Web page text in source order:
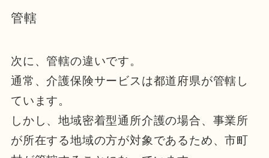
管轄
次に、管轄の違いです。
通常、介護保険サービスは都道府県が管轄し
ています。
しかし、地域密着型通所介護の場合、事業所
が所在する地域の方が対象であるため、市町